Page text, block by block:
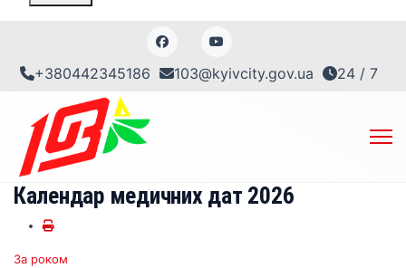
+380442345186 103@kyivcity.gov.ua 24 / 7
Календар медичних дат 2026
За роком